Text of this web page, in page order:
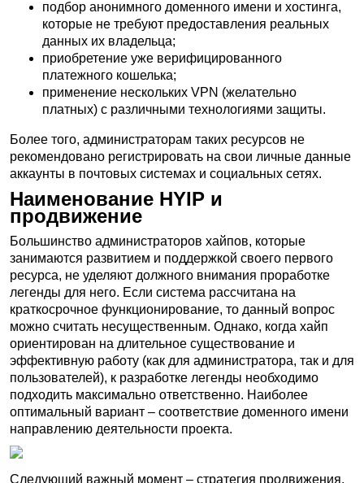
подбор анонимного доменного имени и хостинга,
которые не требуют предоставления реальных
данных их владельца;
приобретение уже верифицированного
платежного кошелька;
применение нескольких VPN (желательно
платных) с различными технологиями защиты.
Более того, администраторам таких ресурсов не
рекомендовано регистрировать на свои личные данные
аккаунты в почтовых системах и социальных сетях.
Наименование HYIP и
продвижение
Большинство администраторов хайпов, которые
занимаются развитием и поддержкой своего первого
ресурса, не уделяют должного внимания проработке
легенды для него. Если система рассчитана на
краткосрочное функционирование, то данный вопрос
можно считать несущественным. Однако, когда хайп
ориентирован на длительное существование и
эффективную работу (как для администратора, так и для
пользователей), к разработке легенды необходимо
подходить максимально ответственно. Наиболее
оптимальный вариант – соответствие доменного имени
направлению деятельности проекта.
Следующий важный момент – стратегия продвижения.